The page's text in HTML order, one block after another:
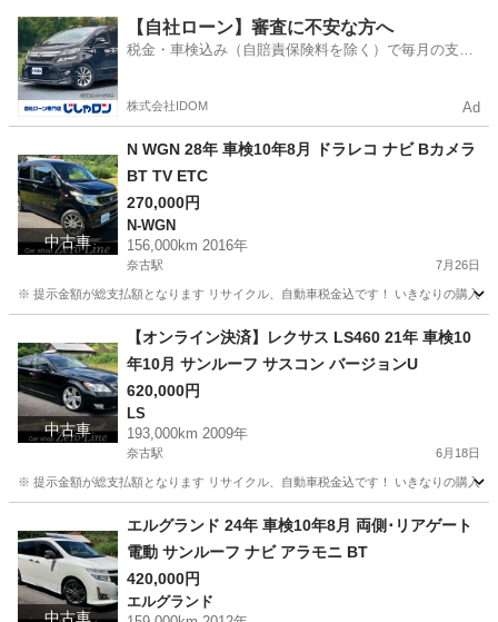
山口 萩市 奈古駅 スカイライン 車両
【自社ローン】審査に不安な方へ
税金・車検込み（自賠責保険料を除く）で毎月の支払
株式会社IDOM Ad
中古車
N WGN 28年 車検10年8月 ドラレコ ナビ Bカメラ
BT TV ETC
270,000円
N-WGN
156,000km 2016年
奈古駅 7月26日
※ 提示金額が総支払額となります リサイクル、自動車税金込です！ いきなりの購入
奈古駅 N-WGN ドラレコ
中古車
【オンライン決済】レクサス LS460 21年 車検10
年10月 サンルーフ サスコン バージョンU
620,000円
LS
193,000km 2009年
奈古駅 6月18日
※ 提示金額が総支払額となります リサイクル、自動車税金込です！ いきなりの購入
奈古駅
中古車
エルグランド 24年 車検10年8月 両側･リアゲート
電動 サンルーフ ナビ アラモニ BT
420,000円
エルグランド